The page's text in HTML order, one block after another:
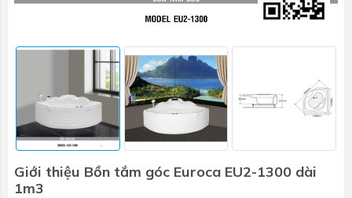
Giới thiệu Bồn tắm góc Euroca EU2-1300 dài
1m3